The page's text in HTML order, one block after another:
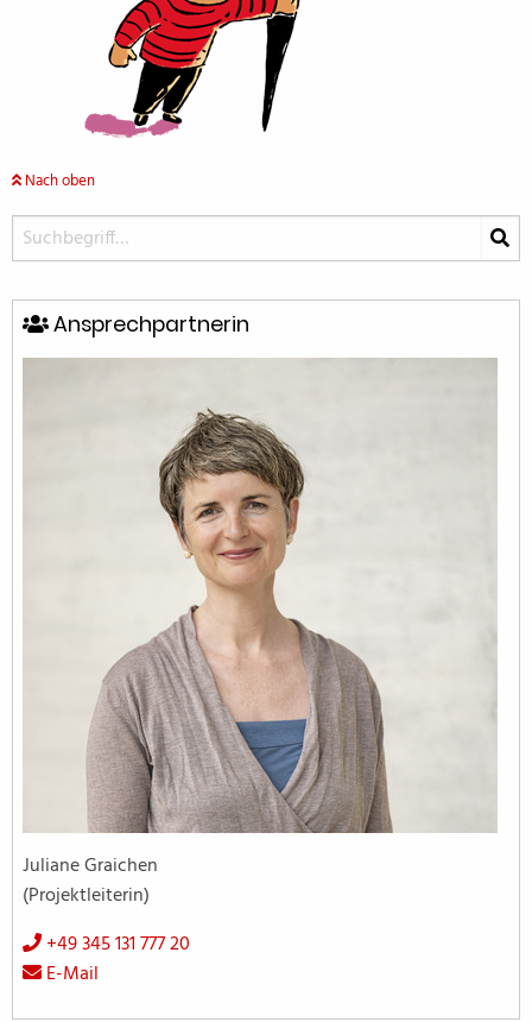
Nach oben
Ansprechpartnerin
Juliane Graichen
(Projektleiterin)
+49 345 131 777 20
E-Mail